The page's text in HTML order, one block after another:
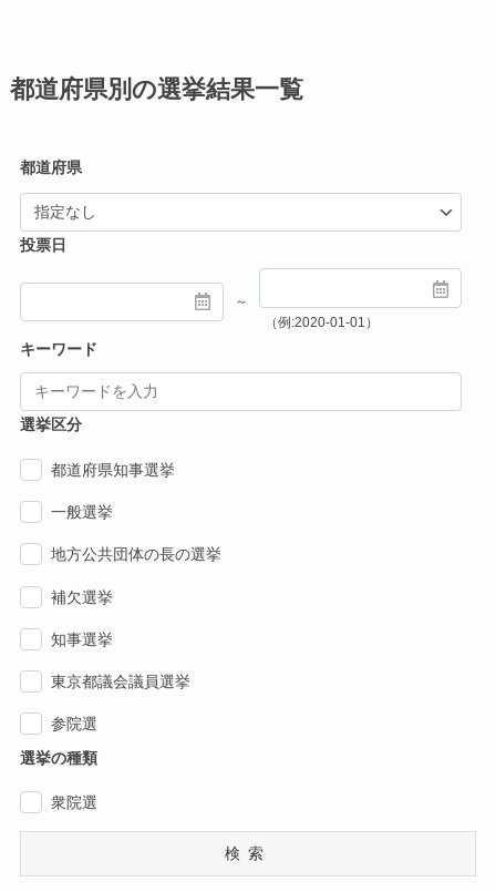
都道府県別の選挙結果一覧
都道府県
投票日
～
（例:2020-01-01）
キーワード
選挙区分
都道府県知事選挙
一般選挙
地方公共団体の長の選挙
補欠選挙
知事選挙
東京都議会議員選挙
参院選
選挙の種類
衆院選
検索